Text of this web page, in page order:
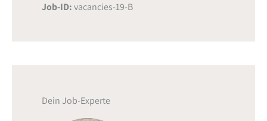
Job-ID:vacancies-19-B
Dein Job-Experte